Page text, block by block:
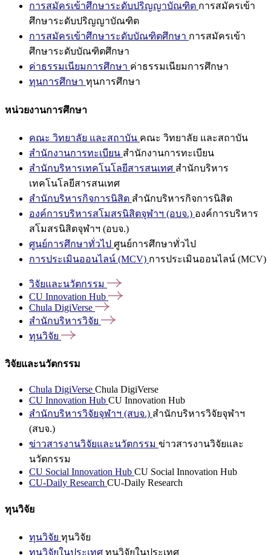
การสมัครเข้าศึกษาระดับปริญญาบัณฑิต การสมัครเข้า
ศึกษาระดับปริญญาบัณฑิต
การสมัครเข้าศึกษาระดับบัณฑิตศึกษา การสมัครเข้า
ศึกษาระดับบัณฑิตศึกษา
ค่าธรรมเนียมการศึกษา ค่าธรรมเนียมการศึกษา
ทุนการศึกษา ทุนการศึกษา
หน่วยงานการศึกษา
คณะ วิทยาลัย และสถาบัน คณะ วิทยาลัย และสถาบัน
สำนักงานการทะเบียน สำนักงานการทะเบียน
สำนักบริหารเทคโนโลยีสารสนเทศ สำนักบริหาร
เทคโนโลยีสารสนเทศ
สำนักบริหารกิจการนิสิต สำนักบริหารกิจการนิสิต
องค์การบริหารสโมสรนิสิตจุฬาฯ (อบจ.) องค์การบริหาร
สโมสรนิสิตจุฬาฯ (อบจ.)
ศูนย์การศึกษาทั่วไป ศูนย์การศึกษาทั่วไป
การประเมินออนไลน์ (MCV) การประเมินออนไลน์ (MCV)
วิจัยและนวัตกรรม
CU Innovation Hub
Chula DigiVerse
สำนักบริหารวิจัย
ทุนวิจัย
วิจัยและนวัตกรรม
Chula DigiVerse Chula DigiVerse
CU Innovation Hub CU Innovation Hub
สำนักบริหารวิจัยจุฬาฯ (สบจ.) สำนักบริหารวิจัยจุฬาฯ
(สบจ.)
ข่าวสารงานวิจัยและนวัตกรรม ข่าวสารงานวิจัยและ
นวัตกรรม
CU Social Innovation Hub CU Social Innovation Hub
CU-Daily Research CU-Daily Research
ทุนวิจัย
ทุนวิจัย ทุนวิจัย
ทุนวิจัยในประเทศ ทุนวิจัยในประเทศ